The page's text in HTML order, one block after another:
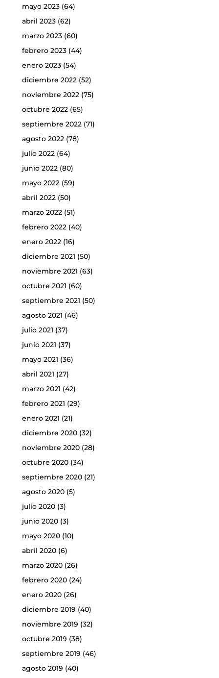
mayo 2023(64)
abril 2023(62)
marzo 2023(60)
febrero 2023(44)
enero 2023(54)
diciembre 2022(52)
noviembre 2022(75)
octubre 2022(65)
septiembre 2022(71)
agosto 2022(78)
julio 2022(64)
junio 2022(80)
mayo 2022(59)
abril 2022(50)
marzo 2022(51)
febrero 2022(40)
enero 2022(16)
diciembre 2021 (50)
noviembre 2021 (63)
octubre 2021 (60)
septiembre 2021 (50)
agosto 2021 (46)
julio 2021 (37)
junio 2021 (37)
mayo 2021 (36)
abril 2021 (27)
marzo 2021 (42)
febrero 2021 (29)
enero 2021 (21)
diciembre 2020(32)
noviembre 2020(28)
octubre 2020(34)
septiembre 2020(21)
agosto 2020(5)
julio 2020(3)
junio 2020(3)
mayo 2020(10)
abril 2020(6)
marzo 2020(26)
febrero 2020(24)
enero 2020(26)
diciembre 2019 (40)
noviembre 2019 (32)
octubre 2019 (38)
septiembre 2019 (46)
agosto 2019 (40)